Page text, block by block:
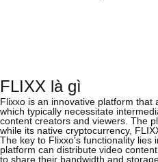
FLIXX là gì
Flixxo is an innovative platform
which typically necessitate
content creators and viewers. The
while its native cryptocurrency,
The key to Flixxo's functionality lies
platform can distribute video
to share their bandwidth and